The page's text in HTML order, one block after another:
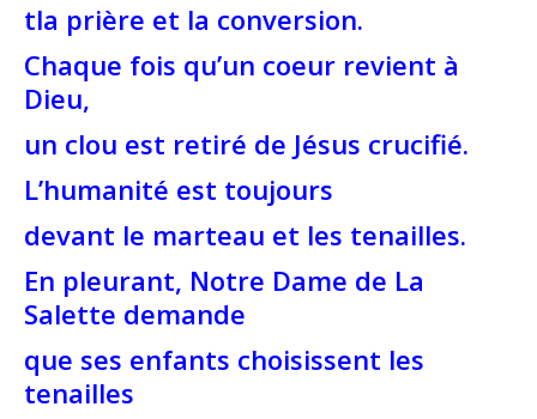
tla prière et la conversion.
Chaque fois qu’un coeur revient à
Dieu,
un clou est retiré de Jésus crucifié.
L’humanité est toujours
devant le marteau et les tenailles.
En pleurant, Notre Dame de La
Salette demande
que ses enfants choisissent les
tenailles